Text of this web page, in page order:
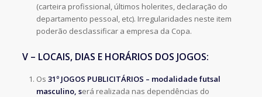
(carteira profissional, últimos holerites, declaração do
departamento pessoal, etc). Irregularidades neste item
poderão desclassificar a empresa da Copa.
V – LOCAIS, DIAS E HORÁRIOS DOS JOGOS:
Os 31º JOGOS PUBLICITÁRIOS – modalidade futsal
masculino, será realizada nas dependências do